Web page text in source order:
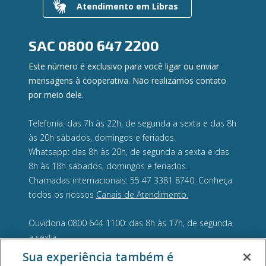
Dúvidas
Atendimento em Libras
SAC 0800 647 2200
Este número é exclusivo para você ligar ou enviar
mensagens à cooperativa. Não realizamos contato
por meio dele.
Telefonia: das 7h às 22h, de segunda a sexta e das 8h
às 20h sábados, domingos e feriados.
Whatsapp: das 8h às 20h, de segunda a sexta e das
8h às 18h sábados, domingos e feriados.
Chamadas internacionais: 55 47 3381 8740. Conheça
todos os nossos Canais de Atendimento.
Ouvidoria 0800 644 1100: das 8h às 17h, de segunda
a sexta.
Sua experiência também é